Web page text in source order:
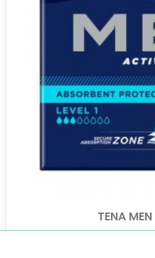
TENA MEN